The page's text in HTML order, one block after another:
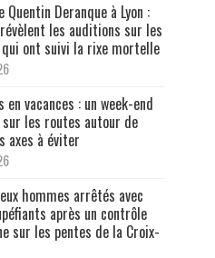
Quentin Deranque à Lyon :
les auditions sur les
ont suivi la rixe mortelle
en vacances : un week-end
les routes autour de
axes à éviter
hommes arrêtés avec
après un contrôle
sur les pentes de la Croix-